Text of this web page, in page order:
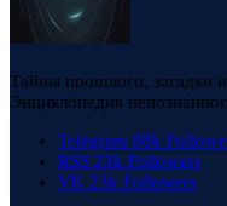
Тайны прошлого, загадки
Энциклопедия
Telegram 88k
RSS 23k Followers
VK 23k Followers